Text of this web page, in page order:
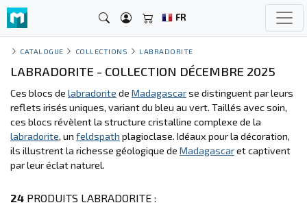
FR
CATALOGUE COLLECTIONS LABRADORITE
LABRADORITE - COLLECTION DÉCEMBRE 2025
Ces blocs de labradorite de Madagascarse distinguent par leurs
reflets irisés uniques, variant du bleu au vert. Taillés avec soin,
ces blocs révèlent la structure cristalline complexe de la
labradorite, un feldspath plagioclase. Idéaux pour la décoration,
ils illustrent la richesse géologique de Madagascaret captivent
par leur éclat naturel.
24 PRODUITS LABRADORITE :